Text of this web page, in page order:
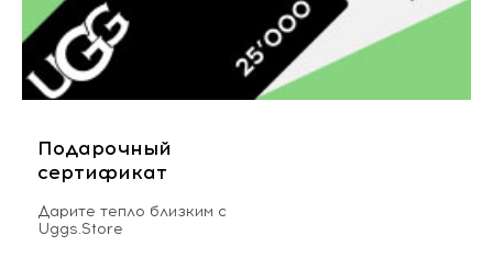
Подарочный
сертификат
Дарите тепло близким с
Uggs.Store